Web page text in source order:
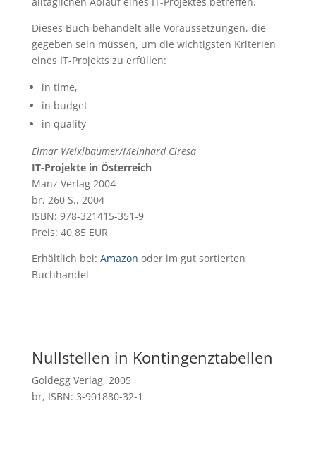
Dieses Buch behandelt alle Voraussetzungen, die
gegeben sein müssen, um die wichtigsten Kriterien
eines IT-Projekts zu erfüllen:
in time,
in budget
in quality
Elmar Weixlbaumer/Meinhard Ciresa
IT-Projekte in Österreich
Manz Verlag 2004
br, 260 S., 2004
ISBN: 978-321415-351-9
Preis: 40,85 EUR
Erhältlich bei: Amazon oder im gut sortierten
Buchhandel
Nullstellen in Kontingenztabellen
Goldegg Verlag, 2005
br, ISBN: 3-901880-32-1